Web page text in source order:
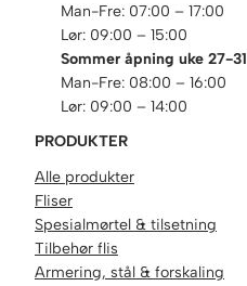
Man-Fre: 07:00 – 17:00
Lør: 09:00 – 15:00
Sommer åpning uke 27-31
Man-Fre: 08:00 – 16:00
Lør: 09:00 – 14:00
PRODUKTER
Alle produkter
Fliser
Spesialmørtel & tilsetning
Tilbehør flis
Armering, stål & forskaling